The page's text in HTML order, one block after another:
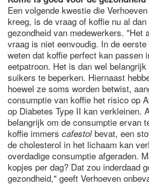
Een volgende kwestie die
kreeg, is de vraag of koffie nu al
gezondheid van medewerkers. "Het
vraag is niet eenvoudig. In de
weten dat koffie perfect kan passen
eetpatroon. Het is dan wel
suikers te beperken. Hiernaast
hoewel ze soms worden betwist,
consumptie van koffie het risico op
op Diabetes Type II kan verkleinen.
belangrijk om de consumptie ervan
koffie immers cafestolbevat, een
de cholesterol in het lichaam kan
overdadige consumptie afgeraden.
kopjes per dag? Dat zou inderdaad
gezondheid," geeft Verhoeven